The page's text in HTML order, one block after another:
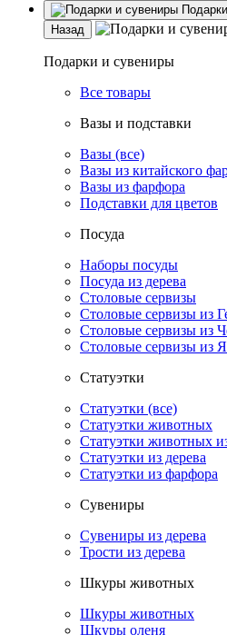
Назад
Подарки и сувениры
Все товары
Вазы и подставки
Вазы (все)
Вазы из китайского
Вазы из фарфора
Подставки для цветов
Посуда
Наборы посуды
Посуда из дерева
Столовые сервизы
Столовые сервизы из
Столовые сервизы из
Столовые сервизы из
Статуэтки
Статуэтки (все)
Статуэтки животных
Статуэтки животных
Статуэтки из дерева
Статуэтки из фарфора
Сувениры
Сувениры из дерева
Трости из дерева
Шкуры животных
Шкуры животных
Шкуры оленя